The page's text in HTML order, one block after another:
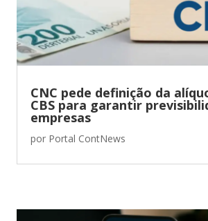
CNC pede definição da
CBS para garantir
empresas
por Portal ContNews